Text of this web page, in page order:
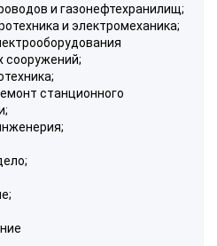
и газонефтехранилищ;
и электромеханика;
сооружений;
станционного